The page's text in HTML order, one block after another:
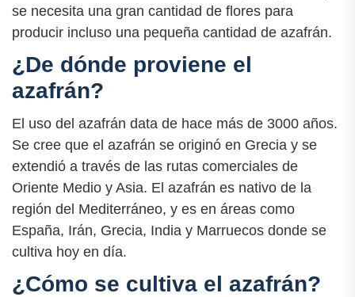
se necesita una gran cantidad de flores para
producir incluso una pequeña cantidad de azafrán.
¿De dónde proviene el
azafrán?
El uso del azafrán data de hace más de 3000 años.
Se cree que el azafrán se originó en Grecia y se
extendió a través de las rutas comerciales de
Oriente Medio y Asia. El azafrán es nativo de la
región del Mediterráneo, y es en áreas como
España, Irán, Grecia, India y Marruecos donde se
cultiva hoy en día.
¿Cómo se cultiva el azafrán?